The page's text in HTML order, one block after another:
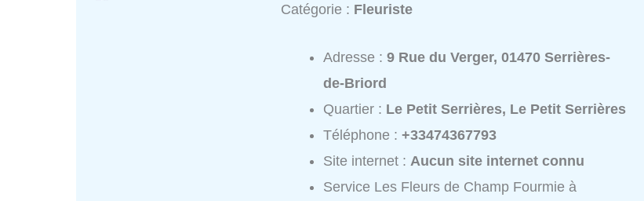
Catégorie : Fleuriste
Adresse :9 Rue du Verger, 01470 Serrières-
de-Briord
Quartier : Le Petit Serrières, Le Petit Serrières
Téléphone :+33474367793
Site internet :Aucun site internet connu
Service Les Fleurs de Champ Fourmie à